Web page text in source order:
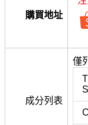
購買地址
成分列表
僅